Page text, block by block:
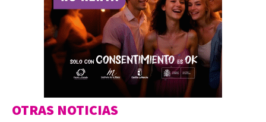
OTRAS NOTICIAS